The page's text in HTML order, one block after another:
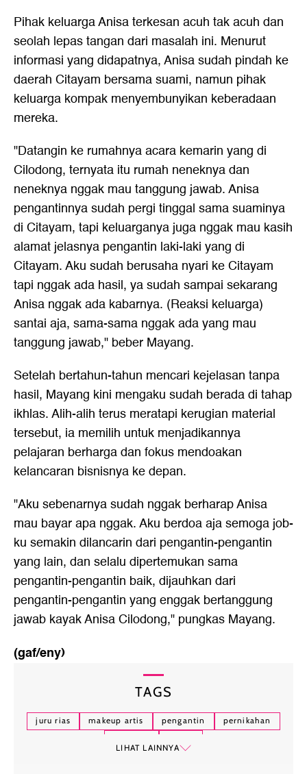
Pihak keluarga Anisa terkesan acuh tak acuh dan
seolah lepas tangan dari masalah ini. Menurut
informasi yang didapatnya, Anisa sudah pindah ke
daerah Citayam bersama suami, namun pihak
keluarga kompak menyembunyikan keberadaan
mereka.
"Datangin ke rumahnya acara kemarin yang di
Cilodong, ternyata itu rumah neneknya dan
neneknya nggak mau tanggung jawab. Anisa
pengantinnya sudah pergi tinggal sama suaminya
di Citayam, tapi keluarganya juga nggak mau kasih
alamat jelasnya pengantin laki-laki yang di
Citayam. Aku sudah berusaha nyari ke Citayam
tapi nggak ada hasil, ya sudah sampai sekarang
Anisa nggak ada kabarnya. (Reaksi keluarga)
santai aja, sama-sama nggak ada yang mau
tanggung jawab," beber Mayang.
Setelah bertahun-tahun mencari kejelasan tanpa
hasil, Mayang kini mengaku sudah berada di tahap
ikhlas. Alih-alih terus meratapi kerugian material
tersebut, ia memilih untuk menjadikannya
pelajaran berharga dan fokus mendoakan
kelancaran bisnisnya ke depan.
"Aku sebenarnya sudah nggak berharap Anisa
mau bayar apa nggak. Aku berdoa aja semoga job-
ku semakin dilancarin dari pengantin-pengantin
yang lain, dan selalu dipertemukan sama
pengantin-pengantin baik, dijauhkan dari
pengantin-pengantin yang enggak bertanggung
jawab kayak Anisa Cilodong," pungkas Mayang.
(gaf/eny)
TAGS
juru rias makeup artis pengantin
pernikahan
LIHAT LAINNYA